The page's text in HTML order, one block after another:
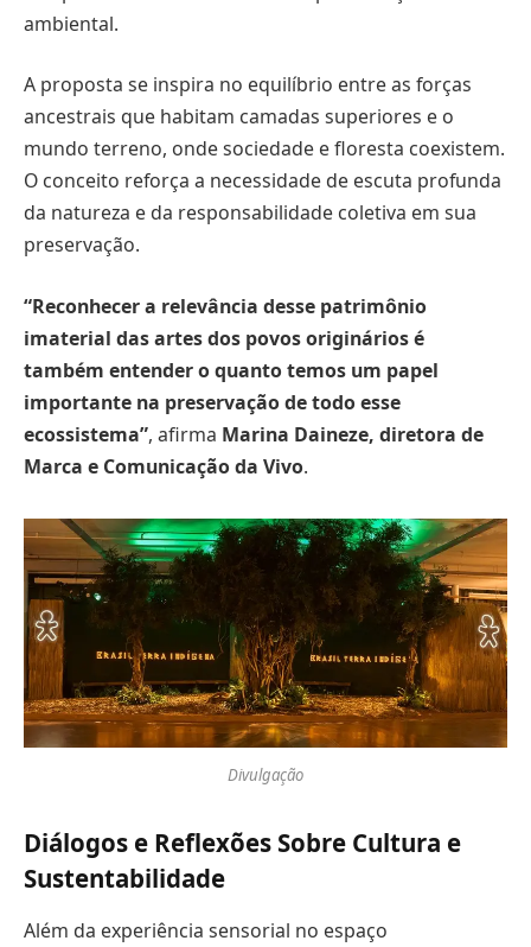
ambiental.
A proposta se inspira no equilíbrio entre as forças
ancestrais que habitam camadas superiores e o
mundo terreno, onde sociedade e floresta coexistem.
O conceito reforça a necessidade de escuta profunda
da natureza e da responsabilidade coletiva em sua
preservação.
“Reconhecer a relevância desse patrimônio
imaterial das artes dos povos originários é
também entender o quanto temos um papel
importante na preservação de todo esse
ecossistema”, afirma Marina Daineze, diretora de
Marca e Comunicação da Vivo.
Divulgação
Diálogos e Reflexões Sobre Cultura e
Sustentabilidade
Além da experiência sensorial no espaço